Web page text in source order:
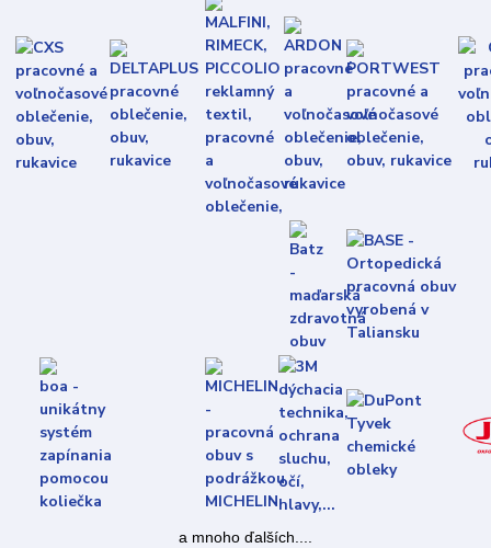
a mnoho ďalších....